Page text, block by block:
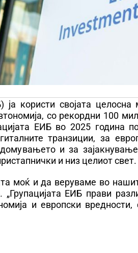
ја користи својата
со рекордни 100
ЕИБ во 2025 година
транзиции, за
и за
и низ целиот свет.
моќ и да веруваме во
. „Групацијата ЕИБ прави
и европски